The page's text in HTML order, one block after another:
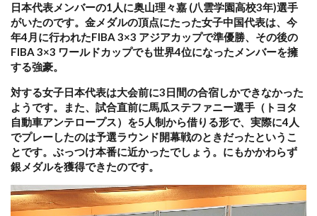
日本代表メンバーの1人に奥山理々嘉 (八雲学園高校3年)選手
がいたのです。金メダルの頂点にたった女子中国代表は、今
年4月に行われたFIBA 3×3 アジアカップで準優勝、その後の
FIBA 3×3 ワールドカップでも世界4位になったメンバーを擁
する強豪。
対する女子日本代表は大会前に3日間の合宿しかできなかった
ようです。また、試合直前に馬瓜ステファニー選手（トヨタ
自動車アンテロープス）を5人制から借りる形で、実際に4人
でプレーしたのは予選ラウンド開幕戦のときだったというこ
とです。ぶっつけ本番に近かったでしょう。にもかかわらず
銀メダルを獲得できたのです。